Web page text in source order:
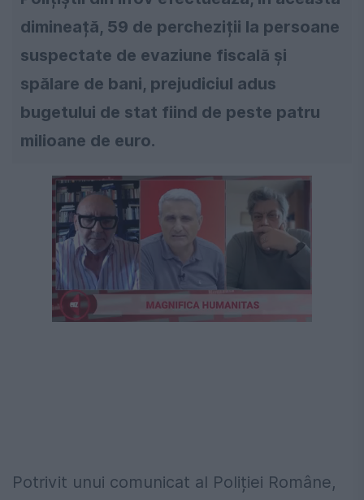
dimineață, 59 de percheziții la persoane
suspectate de evaziune fiscală și
spălare de bani, prejudiciul adus
bugetului de stat fiind de peste patru
milioane de euro.
Următorul videoclip în 4 Anulează
Potrivit unui comunicat al Poliției Române,